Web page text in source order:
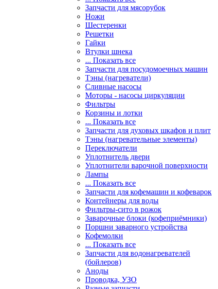
Запчасти для мясорубок
Ножи
Шестеренки
Решетки
Гайки
Втулки шнека
... Показать все
Запчасти для посудомоечных машин
Тэны (нагреватели)
Сливные насосы
Моторы - насосы циркуляции
Фильтры
Корзины и лотки
... Показать все
Запчасти для духовых шкафов и плит
Тэны (нагревательные элементы)
Переключатели
Уплотнитель двери
Уплотнители варочной поверхности
Лампы
... Показать все
Запчасти для кофемашин и кофеварок
Контейнеры для воды
Фильтры-сито в рожок
Заварочные блоки (кофеприёмники)
Поршни заварного устройства
Кофемолки
... Показать все
Запчасти для водонагревателей
(бойлеров)
Аноды
Проводка, УЗО